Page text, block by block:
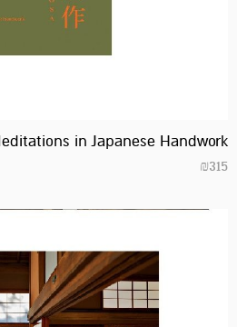
in Japanese Handwork
₪315